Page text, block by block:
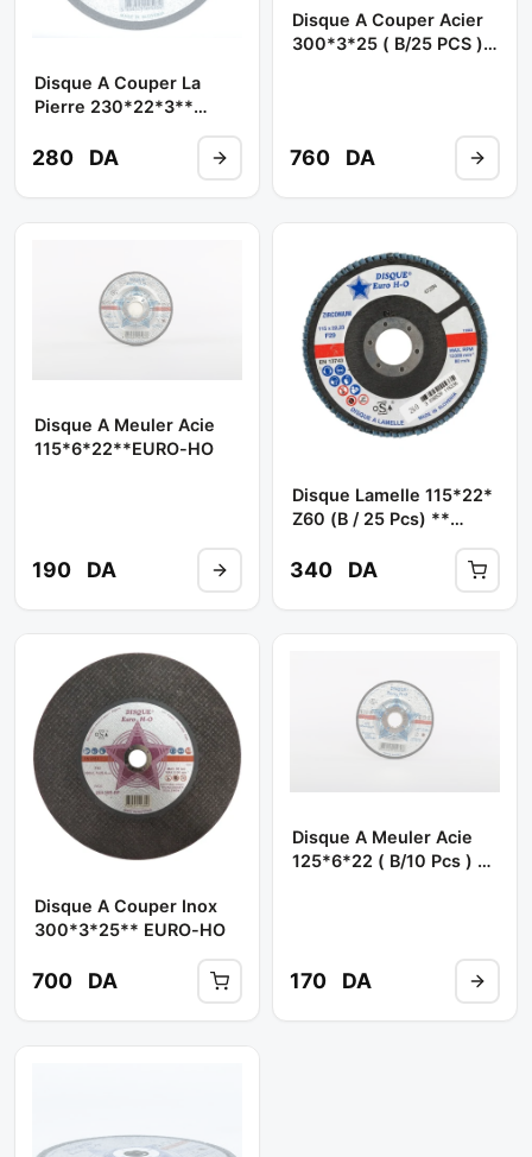
Disque A Couper La
Pierre 230*22*3**
280 DA
Disque A Couper Acier
300*3*25 ( B/25 PCS )
760 DA
Disque A Meuler Acie
115*6*22**EURO-HO
190 DA
Disque Lamelle 115*22*
Z60 (b / 25 Pcs) **
340 DA
Disque A Couper Inox
300*3*25** EURO-HO
700 DA
Disque A Meuler Acie
125*6*22 ( B/10 Pcs ) **
170 DA